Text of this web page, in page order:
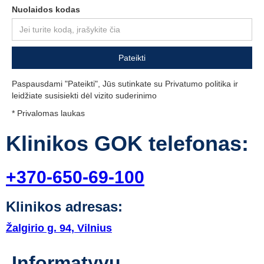
Nuolaidos kodas
Paspausdami "Pateikti", Jūs sutinkate su Privatumo politika ir
leidžiate susisiekti dėl vizito suderinimo
* Privalomas laukas
Klinikos GOK telefonas:
+370-650-69-100
Klinikos adresas:
Žalgirio g. 94, Vilnius